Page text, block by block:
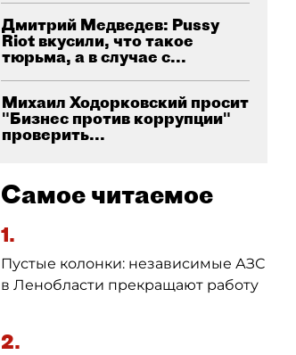
Дмитрий Медведев: Pussy
Riot вкусили, что такое
тюрьма, а в случае с...
Михаил Ходорковский просит
"Бизнес против коррупции"
проверить...
Самое читаемое
1.
Пустые колонки: независимые АЗС
в Ленобласти прекращают работу
2.